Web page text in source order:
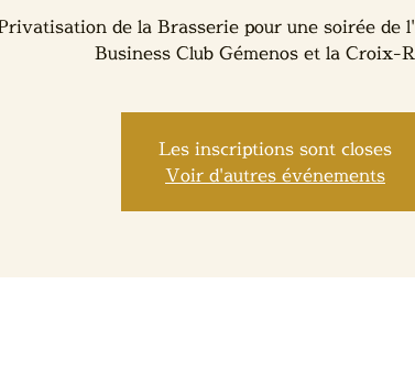
de la Brasserie pour une soirée de
Business Club Gémenos et la Croix-
Les inscriptions sont closes
Voir d'autres événements